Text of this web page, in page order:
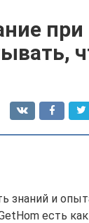
при
знаний и
есть